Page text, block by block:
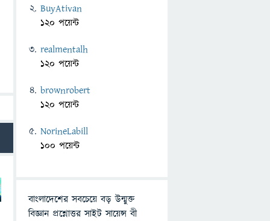
BuyAtivan
120 পয়েন্ট
realmentalh
120 পয়েন্ট
brownrobert
120 পয়েন্ট
NorineLabill
100 পয়েন্ট
বাংলাদেশের সবচেয়ে বড় উন্মুক্ত
বিজ্ঞান প্রশ্নোত্তর সাইট সায়েন্স বী